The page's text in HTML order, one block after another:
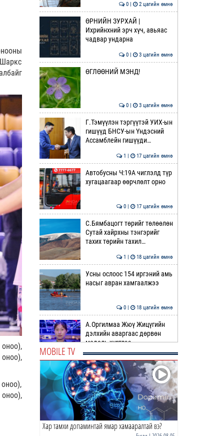
0 | 2 цагийн өмнө
ӨРНИЙН ЗУРХАЙ |
Ихрийнхний эрч хүч, авьяас
чадвар ундарна
0 | 3 цагийн өмнө
ӨГЛӨӨНИЙ МЭНД!
0 | 3 цагийн өмнө
Г.Тэмүүлэн тэргүүтэй УИХ-ын
гишүүд БНСУ-ын Үндэсний
Ассамблейн гишүүди…
1 | 17 цагийн өмнө
Автобусны Ч:19А чиглэлд түр
хугацаагаар өөрчлөлт орно
0 | 17 цагийн өмнө
С.Бямбацогт төрийг төлөөлөн
Сутай хайрхны тэнгэрийг
тахих төрийн тахил…
1 | 18 цагийн өмнө
Усны ослоос 154 иргэний амь
насыг авран хамгаалжээ
0 | 18 цагийн өмнө
А.Оргилмаа Жюү Жицүгийн
дэлхийн аваргаас дөрвөн
медаль хүртлээ
“Хотын дарга сонсож байна”
150150 тусгай дугаарыг
наймдугаар сарын 14-…
0 | 18 цагийн өмнө
НИТХ | Иргэдийн өргөдөл,
MOBILE TV
Хар тамхи допаминтай ямар хамааралтай вэ?